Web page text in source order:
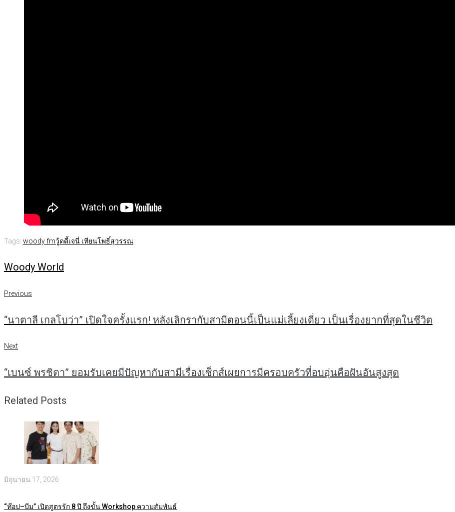
Tags: woody fmวู้ดดี้เจนี่ เทียนโพธิ์สุวรรณ
Woody World
แนะแนว
เรื่อง
Previous
Previous
“นาตาลี เกลโบว่า” เปิดใจครั้งแรก! หลังเลิกรากับสามีตอนนี้เป็นแม่เลี้ยงเดี่ยว เป็นเรื่องยากที่สุดในชีวิต
Next
Next
“เบนซ์ พรชิตา” ยอมรับเคยมีปัญหากับสามีเรื่องเซ็กส์เผยการมีครอบครัวที่อบอุ่นคือฝันอันสูงสุด
Related Posts
มิถุนายน 17, 2026
“ท๊อป–บีม” เปิดสูตรรัก 8 ปี ถึงขั้น Workshop ความสัมพันธ์